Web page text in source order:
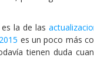
la de las
es un poco más
tienen duda